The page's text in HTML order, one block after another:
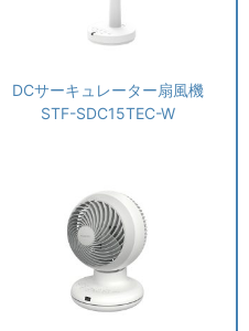
DCサーキュレーター扇風機
STF-SDC15TEC-W